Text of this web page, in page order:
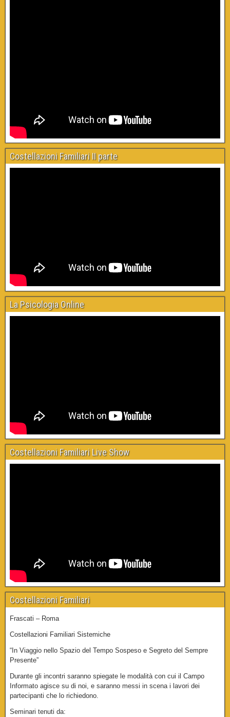
Costellazioni Familiari II parte
La Psicologia Online
Costellazioni Familiari Live Show
Costellazioni Familiari
Frascati – Roma
Costellazioni Familiari Sistemiche
“In Viaggio nello Spazio del Tempo Sospeso e Segreto del Sempre
Presente”
Durante gli incontri saranno spiegate le modalità con cui il Campo
Informato agisce su di noi, e saranno messi in scena i lavori dei
partecipanti che lo richiedono.
Seminari tenuti da: